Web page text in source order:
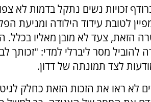
זכויות נשים נתקל בדמות לא
לטובת עידוד הילודה ומניעת
הזאת, צעד לא מובן מאליו
מסר ליברלי למדי: "זכותך
לצד תמונתה של דדון.
לא ראו את הזכות הזאת כחלק